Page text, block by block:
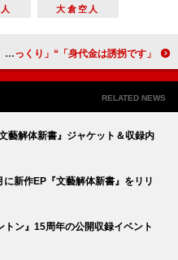
大倉空人
「身代金は誘拐です」“有馬”桐山照史の不可解な行動にSNS騒然 「社長、その傷…」「毎回展開が早くてびっくり」
RELATED NEWS
藝解体新書』ジャケット＆収録内
新作EP『文藝解体新書』をリリ
ン』15周年の公開収録イベント